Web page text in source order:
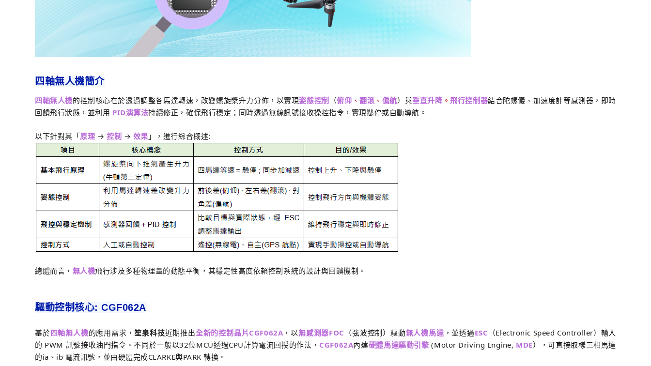
四軸無人機簡介
四軸無人機的控制核心在於透過調整各馬達轉速，改變螺旋槳升力分佈，以實現姿態控制 （俯仰 、翻滾 、 偏航）與垂直升降 。飛行控制器結合陀螺儀、加速度計等感測器，即時
回饋飛行狀態，並利用 PID演算法持續修正，確保飛行穩定；同時透過無線訊號接收操控指令，實現懸停或自動導航。
以下針對其「原理 → 控制 → 效果 」，進行綜合概述:
總體而言， 無人機飛行涉及多種物理量的動態平衡，其穩定性高度依賴控制系統的設計與回饋機制。
驅動控制核心: CGF062A
基於四軸無人機的應用需求，笙泉科技近期推出全新的控制晶片CGF062A ，以無感測器FOC （弦波控制）驅動無人機馬達 ，並透過ESC （Electronic Speed Controller）輸入
的 PWM 訊號接收油門指令。不同於一般以32位MCU透過CPU計算電流回授的作法， CGF062A內建硬體馬達驅動引擎 (Motor Driving Engine, MDE），可直接取樣三相馬達
的ia、ib 電流訊號，並由硬體完成CLARKE與PARK 轉換。